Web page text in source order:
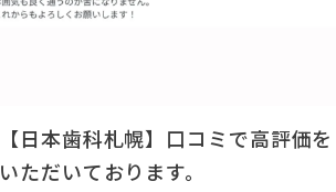
【日本歯科札幌】口コミで高評価を
いただいております。